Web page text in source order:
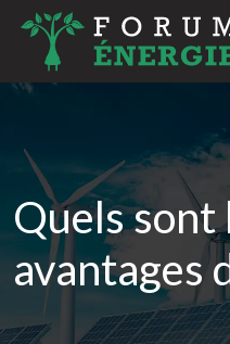
Quels sont
avantages